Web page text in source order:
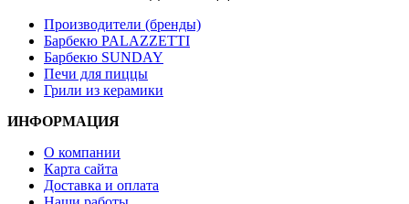
Производители (бренды)
Барбекю PALAZZETTI
Барбекю SUNDAY
Печи для пиццы
Грили из керамики
ИНФОРМАЦИЯ
О компании
Карта сайта
Доставка и оплата